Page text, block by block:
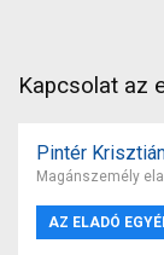
Kapcsolat az
Pintér
Magánszemély
AZ ELADÓ